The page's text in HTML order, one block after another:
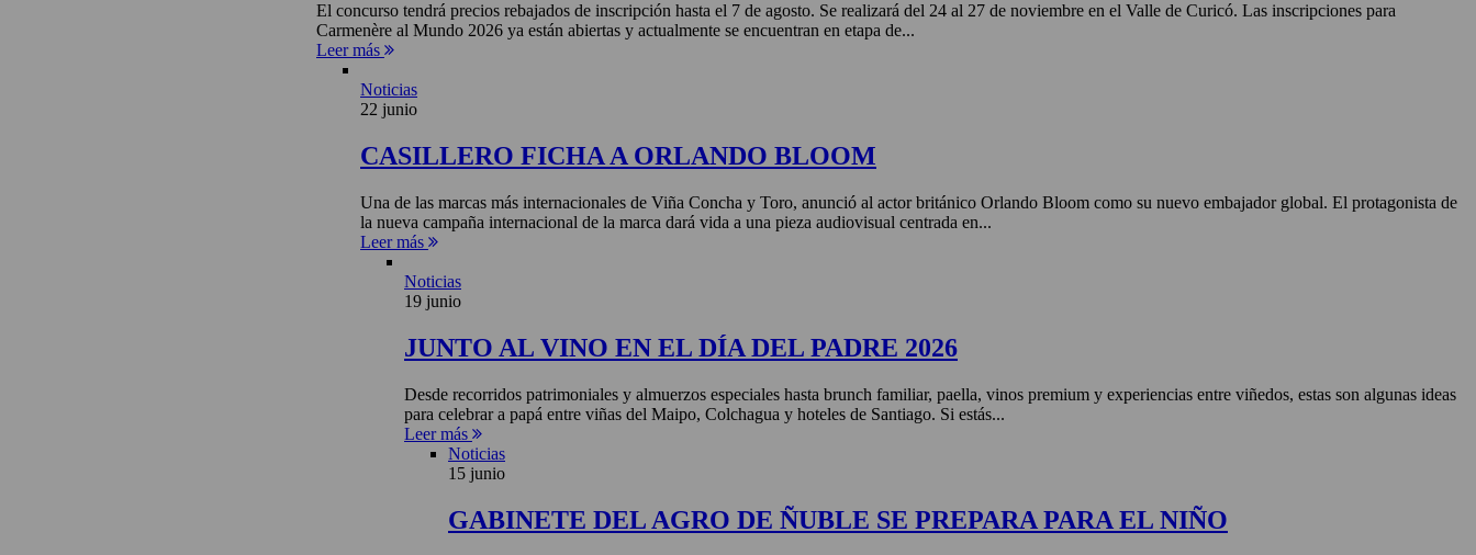
El concurso tendrá precios rebajados de inscripción hasta el 7 de agosto. Se realizará del 24 al 27 de noviembre en el Valle de Curicó. Las inscripciones para
Carmenère al Mundo 2026 ya están abiertas y actualmente se encuentran en etapa de...
Leer más
Noticias
22 junio
CASILLERO FICHA A ORLANDO BLOOM
Una de las marcas más internacionales de Viña Concha y Toro, anunció al actor británico Orlando Bloom como su nuevo embajador global. El protagonista de
la nueva campaña internacional de la marca dará vida a una pieza audiovisual centrada en...
Leer más
Noticias
19 junio
JUNTO AL VINO EN EL DÍA DEL PADRE 2026
Desde recorridos patrimoniales y almuerzos especiales hasta brunch familiar, paella, vinos premium y experiencias entre viñedos, estas son algunas ideas
para celebrar a papá entre viñas del Maipo, Colchagua y hoteles de Santiago. Si estás...
Leer más
Noticias
15 junio
GABINETE DEL AGRO DE ÑUBLE SE PREPARA PARA EL NIÑO